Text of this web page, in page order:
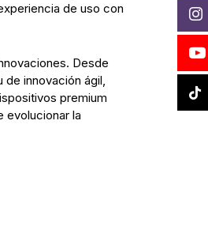
de uso con
Desde
de innovación ágil,
premium
evolucionar la